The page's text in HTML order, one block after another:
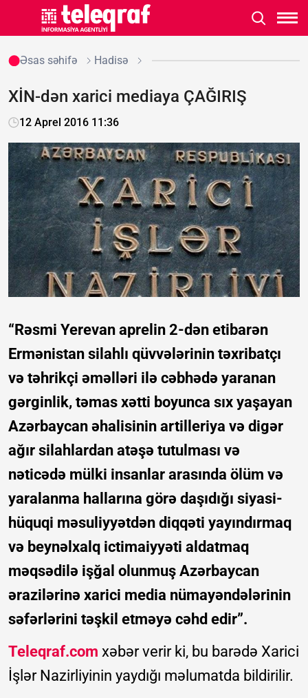
Əsas səhifə Hadisə
XİN-dən xarici mediaya ÇAĞIRIŞ
12 Aprel 2016 11:36
“Rəsmi Yerevan aprelin 2-dən etibarən
Ermənistan silahlı qüvvələrinin təxribatçı
və təhrikçi əməlləri ilə cəbhədə yaranan
gərginlik, təmas xətti boyunca sıx yaşayan
Azərbaycan əhalisinin artilleriya və digər
ağır silahlardan atəşə tutulması və
nəticədə mülki insanlar arasında ölüm və
yaralanma hallarına görə daşıdığı siyasi-
hüquqi məsuliyyətdən diqqəti yayındırmaq
və beynəlxalq ictimaiyyəti aldatmaq
məqsədilə işğal olunmuş Azərbaycan
ərazilərinə xarici media nümayəndələrinin
səfərlərini təşkil etməyə cəhd edir”.
Teleqraf.com xəbər verir ki, bu barədə Xarici
İşlər Nazirliyinin yaydığı məlumatda bildirilir.